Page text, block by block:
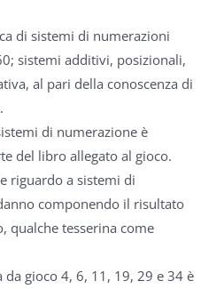
di sistemi di numerazioni
sistemi additivi, posizionali,
al pari della conoscenza di
di numerazione è
del libro allegato al gioco.
riguardo a sistemi di
componendo il risultato
qualche tesserina come
da gioco 4, 6, 11, 19, 29 e 34 è